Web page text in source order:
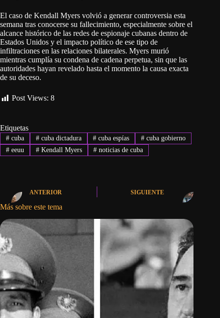
El caso de Kendall Myers volvió a generar controversia esta
semana tras conocerse su fallecimiento, especialmente sobre el
alcance histórico de las redes de espionaje cubanas dentro de
Estados Unidos y el impacto político de ese tipo de
infiltraciones en las relaciones bilaterales. Myers murió
mientras cumplía su condena de cadena perpetua, sin que las
autoridades hayan revelado hasta el momento la causa exacta
de su deceso.
Post Views: 8
Etiquetas
#cuba #cuba dictadura # cuba espías # cuba gobierno
#eeuu #Kendall Myers # noticias de cuba
ANTERIOR SIGUIENTE
Más sobre este tema